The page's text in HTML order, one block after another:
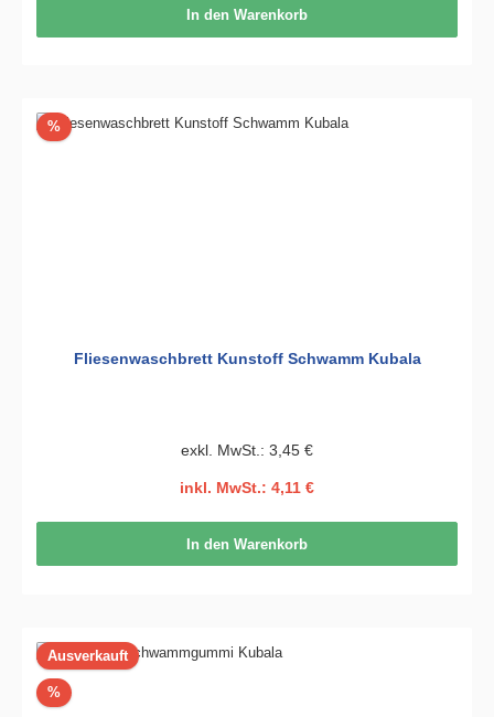
In den Warenkorb
%Rabatt
Fliesenwaschbrett Kunstoff Schwamm Kubala
exkl. MwSt.: 3,45 €
inkl. MwSt.: 4,11 €
In den Warenkorb
Ausverkauft
%Rabatt